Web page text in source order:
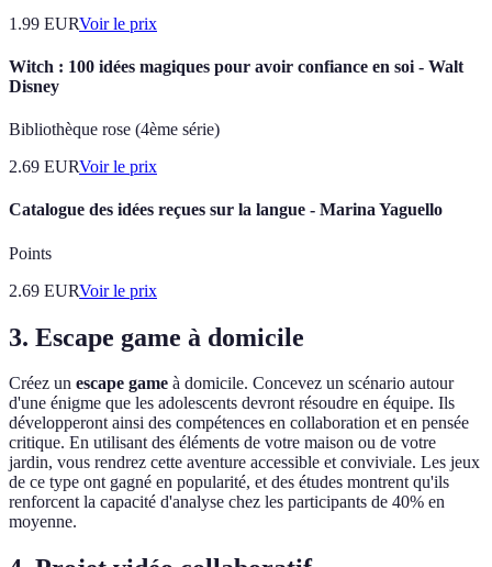
1.99 EURVoir le prix
Witch : 100 idées magiques pour avoir confiance en soi - Walt
Disney
Bibliothèque rose (4ème série)
2.69 EURVoir le prix
Catalogue des idées reçues sur la langue - Marina Yaguello
Points
2.69 EURVoir le prix
3. Escape game à domicile
Créez un escape game à domicile. Concevez un scénario autour
d'une énigme que les adolescents devront résoudre en équipe. Ils
développeront ainsi des compétences en collaboration et en pensée
critique. En utilisant des éléments de votre maison ou de votre
jardin, vous rendrez cette aventure accessible et conviviale. Les jeux
de ce type ont gagné en popularité, et des études montrent qu'ils
renforcent la capacité d'analyse chez les participants de 40% en
moyenne.